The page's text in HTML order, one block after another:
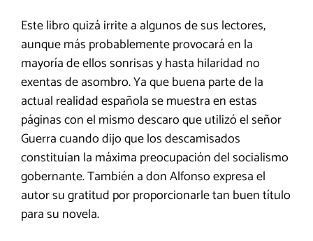
Este libro quizá irrite a algunos de sus lectores,
aunque más probablemente provocará en la
mayoría de ellos sonrisas y hasta hilaridad no
exentas de asombro. Ya que buena parte de la
actual realidad española se muestra en estas
páginas con el mismo descaro que utilizó el señor
Guerra cuando dijo que los descamisados
constituían la máxima preocupación del socialismo
gobernante. También a don Alfonso expresa el
autor su gratitud por proporcionarle tan buen título
para su novela.